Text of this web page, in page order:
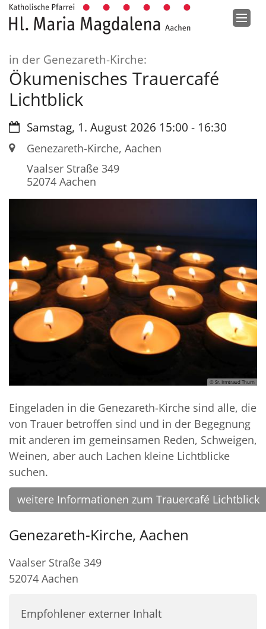
Zum Inhalt springen
in der Genezareth-Kirche:
Ökumenisches Trauercafé
Lichtblick
Datum:Samstag, 1. August 2026 15:00 - 16:30
Ort: Genezareth-Kirche, Aachen
Vaalser Straße 349
52074 Aachen
© Sr. Irmtraud Thurn
Eingeladen in die Genezareth-Kirche sind alle, die
von Trauer betroffen sind und in der Begegnung
mit anderen im gemeinsamen Reden, Schweigen,
Weinen, aber auch Lachen kleine Lichtblicke
suchen.
weitere Informationen zum Trauercafé Lichtblick
Genezareth-Kirche, Aachen
Vaalser Straße 349
52074 Aachen
Empfohlener externer Inhalt